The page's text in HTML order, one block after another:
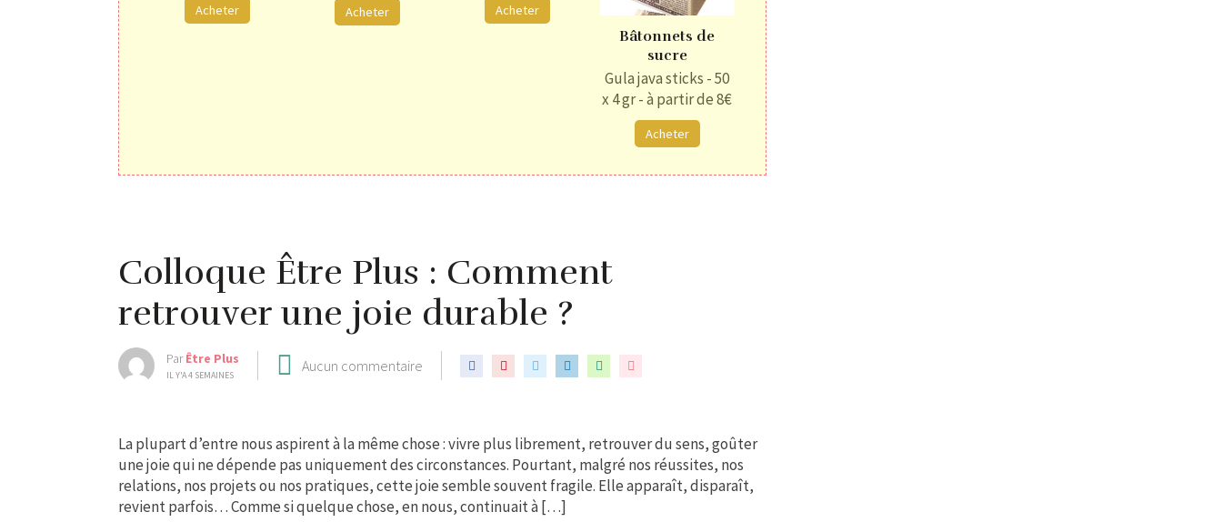
Acheter Acheter Acheter
Bâtonnets de
sucre
Gula java sticks - 50
x 4 gr - à partir de 8€
Acheter
Colloque Être Plus : Comment
retrouver une joie durable ?
ParÊtre Plus
IL Y'A 4 SEMAINES
Aucun commentaire
La plupart d’entre nous aspirent à la même chose : vivre plus librement, retrouver du sens, goûter
une joie qui ne dépende pas uniquement des circonstances. Pourtant, malgré nos réussites, nos
relations, nos projets ou nos pratiques, cette joie semble souvent fragile. Elle apparaît, disparaît,
revient parfois… Comme si quelque chose, en nous, continuait à […]